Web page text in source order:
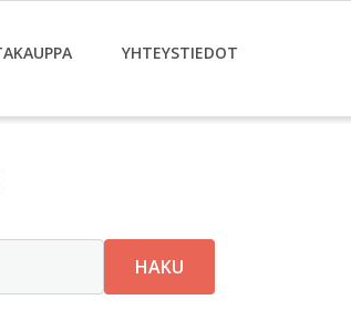
YHTEYSTIEDOT
HAKU